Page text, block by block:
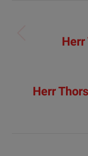
Herr
Herr